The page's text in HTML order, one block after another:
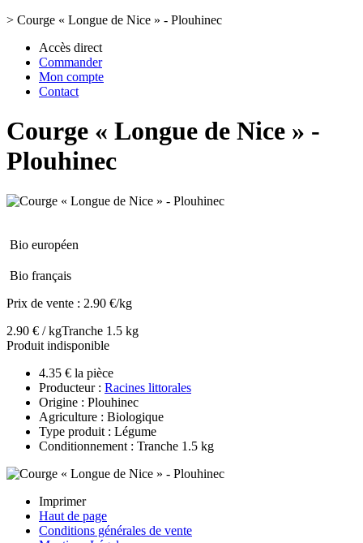
> Courge « Longue de Nice » - Plouhinec
Accès direct
Commander
Mon compte
Contact
Courge « Longue de Nice » -
Plouhinec
Bio européen
Bio français
Prix de vente : 2.90 €/kg
2.90 € / kgTranche 1.5 kg
Produit indisponible
4.35 € la pièce
Producteur : Racines littorales
Origine : Plouhinec
Agriculture : Biologique
Type produit : Légume
Conditionnement : Tranche 1.5 kg
Imprimer
Haut de page
Conditions générales de vente